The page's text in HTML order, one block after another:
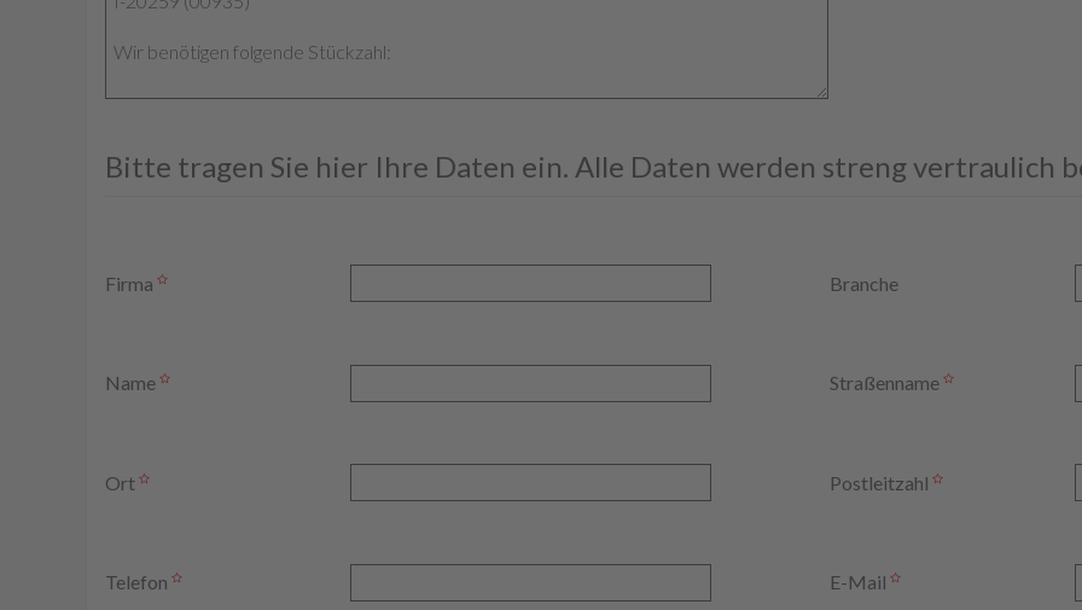
Bitte tragen Sie hier Ihre Daten ein. Alle Daten werden streng vertraulich
Firma Branche
Name Straßenname
Ort Postleitzahl
Telefon E-Mail